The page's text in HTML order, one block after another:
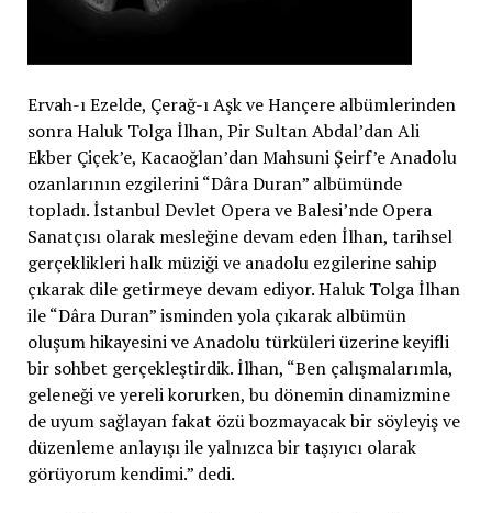
Ervah-ı Ezelde, Çerağ-ı Aşk ve Hançere albümlerinden
sonra Haluk Tolga İlhan, Pir Sultan Abdal’dan Ali
Ekber Çiçek’e, Kacaoğlan’dan Mahsuni Şeirf’e Anadolu
ozanlarının ezgilerini “Dâra Duran” albümünde
topladı. İstanbul Devlet Opera ve Balesi’nde Opera
Sanatçısı olarak mesleğine devam eden İlhan, tarihsel
gerçeklikleri halk müziği ve anadolu ezgilerine sahip
çıkarak dile getirmeye devam ediyor. Haluk Tolga İlhan
ile “Dâra Duran” isminden yola çıkarak albümün
oluşum hikayesini ve Anadolu türküleri üzerine keyifli
bir sohbet gerçekleştirdik. İlhan, “Ben çalışmalarımla,
geleneği ve yereli korurken, bu dönemin dinamizmine
de uyum sağlayan fakat özü bozmayacak bir söyleyiş ve
düzenleme anlayışı ile yalnızca bir taşıyıcı olarak
görüyorum kendimi.” dedi.